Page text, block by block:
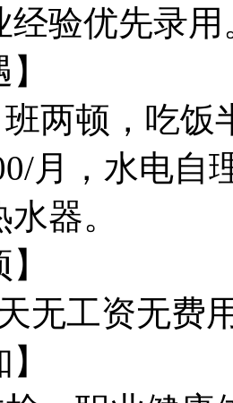
经验优先录用
两顿，吃饭
月，水电自
器。
无工资无费